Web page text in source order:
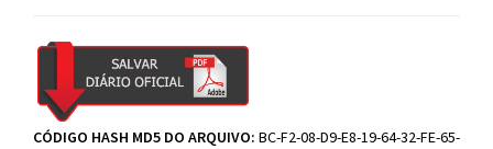
CÓDIGO HASH MD5 DO ARQUIVO: BC-F2-08-D9-E8-19-64-32-FE-65-